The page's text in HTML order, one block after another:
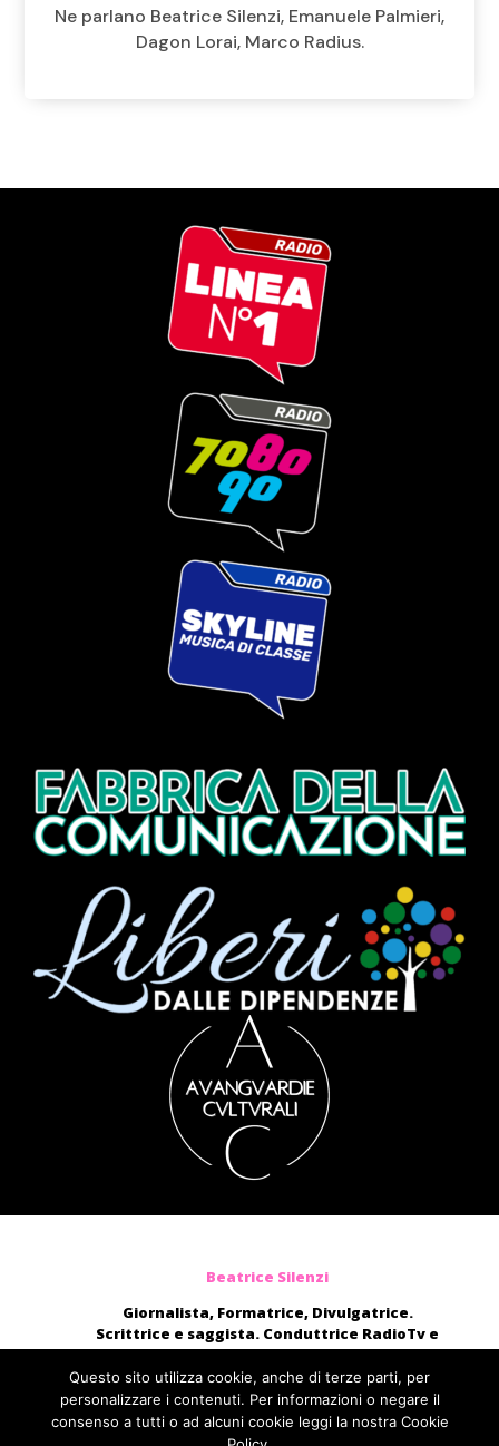
Ne parlano Beatrice Silenzi, Emanuele Palmieri,
Dagon Lorai, Marco Radius.
Beatrice Silenzi
Giornalista, Formatrice, Divulgatrice.
Scrittrice e saggista. Conduttrice RadioTv e
blogger.
Moderatrice, presentatrice di eventi, voce di
audiolibri e campagne pubblicitarie nazionali.
direttamente@beatricesilenzi.it
Questo sito utilizza cookie, anche di terze parti, per
personalizzare i contenuti. Per informazioni o negare il
consenso a tutti o ad alcuni cookie leggi la nostra Cookie